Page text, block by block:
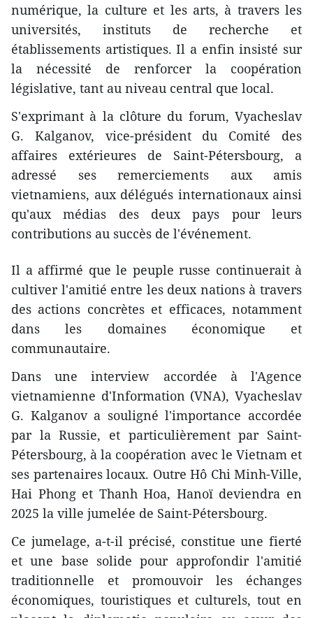
numérique, la culture et les arts, à travers les
universités, instituts de recherche et
établissements artistiques. Il a enfin insisté sur
la nécessité de renforcer la coopération
législative, tant au niveau central que local.
S'exprimant à la clôture du forum, Vyacheslav
G. Kalganov, vice-président du Comité des
affaires extérieures de Saint-Pétersbourg, a
adressé ses remerciements aux amis
vietnamiens, aux délégués internationaux ainsi
qu'aux médias des deux pays pour leurs
contributions au succès de l'événement.
Il a affirmé que le peuple russe continuerait à
cultiver l'amitié entre les deux nations à travers
des actions concrètes et efficaces, notamment
dans les domaines économique et
communautaire.
Dans une interview accordée à l'Agence
vietnamienne d'Information (VNA), Vyacheslav
G. Kalganov a souligné l'importance accordée
par la Russie, et particulièrement par Saint-
Pétersbourg, à la coopération avec le Vietnam et
ses partenaires locaux. Outre Hô Chi Minh-Ville,
Hai Phong et Thanh Hoa, Hanoï deviendra en
2025 la ville jumelée de Saint-Pétersbourg.
Ce jumelage, a-t-il précisé, constitue une fierté
et une base solide pour approfondir l'amitié
traditionnelle et promouvoir les échanges
économiques, touristiques et culturels, tout en